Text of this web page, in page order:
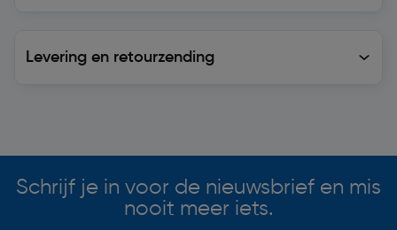
Levering en retourzending
Schrijf je in voor de nieuwsbrief en mis
nooit meer iets.